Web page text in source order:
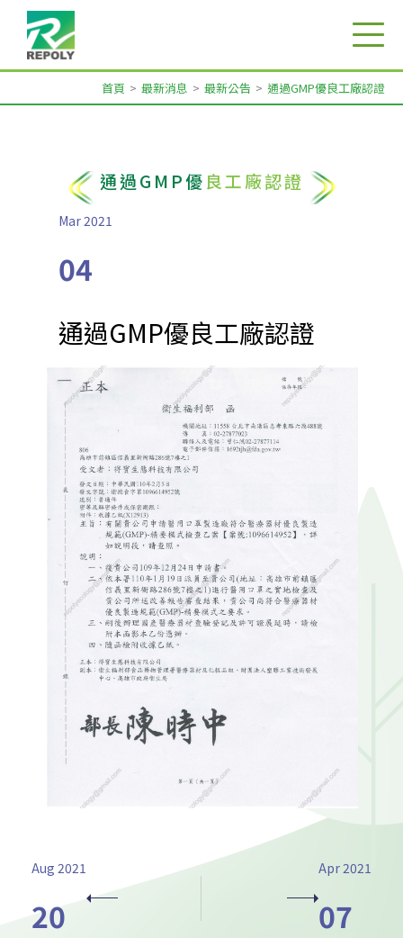
首頁 最新消息 最新公告 通過GMP優良工廠認證
通過GMP優 良工廠認證
Mar 2021
04
通過GMP優良工廠認證
Aug 2021
20
Apr 2021
07